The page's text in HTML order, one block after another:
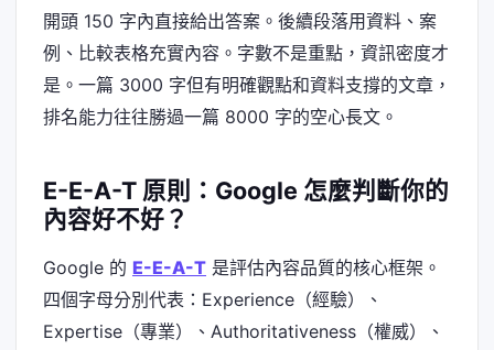
開頭 150 字內直接給出答案。後續段落用資料、案
例、比較表格充實內容。字數不是重點，資訊密度才
是。一篇 3000 字但有明確觀點和資料支撐的文章，
排名能力往往勝過一篇 8000 字的空心長文。
E-E-A-T 原則：Google 怎麼判斷你的
內容好不好？
Google 的 E-E-A-T 是評估內容品質的核心框架。
四個字母分別代表：Experience（經驗）、
Expertise（專業）、Authoritativeness（權威）、